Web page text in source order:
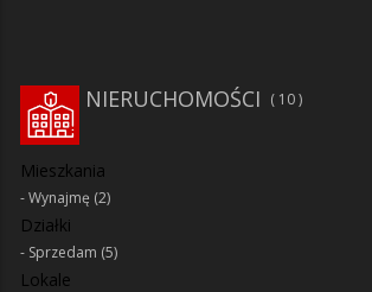
NIERUCHOMOŚCI 10
Mieszkania
Wynajmę (2)
Działki
Sprzedam (5)
Lokale